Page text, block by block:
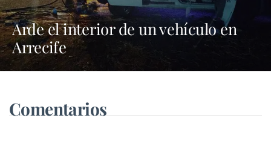
Arde el interior de un vehículo en
Arrecife
Comentarios